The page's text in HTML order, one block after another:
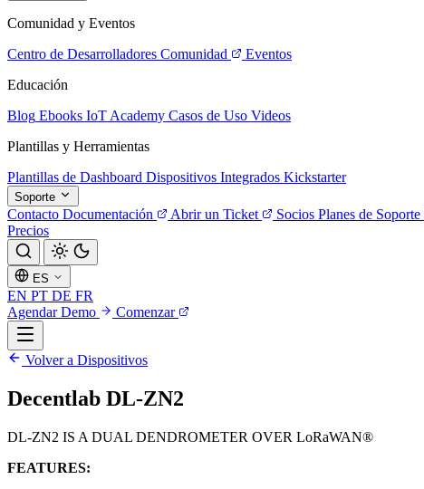
Comunidad y Eventos
Centro de Desarrolladores Comunidad
Eventos
Educación
Blog Ebooks IoT Academy Casos de Uso Videos
Plantillas y Herramientas
Plantillas de Dashboard Dispositivos Integrados Kickstarter
Soporte
Contacto Documentación Abrir un Ticket Socios Planes de Soporte
Precios
ES
EN PT DE FR
Agendar Demo
Comenzar
Volver a Dispositivos
Decentlab DL-ZN2
DL-ZN2 IS A DUAL DENDROMETER OVER LoRaWAN®
FEATURES: